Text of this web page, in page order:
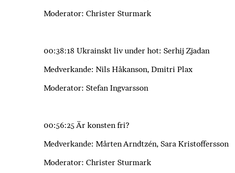
n
T
Moderator: Christer Sturmark
00:38:18 Ukrainskt liv under hot: Serhij Zjadan
Medverkande: Nils Håkanson, Dmitri Plax
Moderator: Stefan Ingvarsson
00:56:25 Är konsten fri?
Medverkande: Mårten Arndtzén, Sara Kristoffersson
Moderator: Christer Sturmark